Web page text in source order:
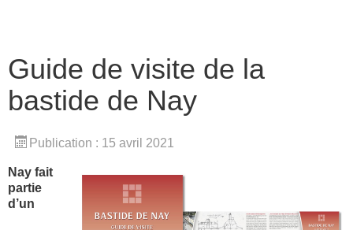
Guide de visite de la
bastide de Nay
Publication : 15 avril 2021
Nay fait
partie
d’un